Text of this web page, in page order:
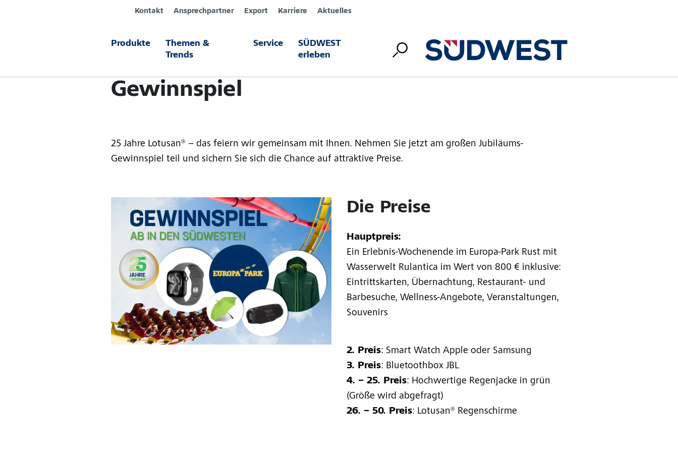
Kontakt Ansprechpartner Export Karriere Aktuelles
Produkte
Themen &
Trends
Service
SÜDWEST
erleben
Das große Lotusan® Jubiläums-
Gewinnspiel
25 Jahre Lotusan® – das feiern wir gemeinsam mit Ihnen. Nehmen Sie jetzt am großen Jubiläums-
Gewinnspiel teil und sichern Sie sich die Chance auf attraktive Preise.
Die Preise
Hauptpreis:
Ein Erlebnis-Wochenende im Europa-Park Rust mit
Wasserwelt Rulantica im Wert von 800 € inklusive:
Eintrittskarten, Übernachtung, Restaurant- und
Barbesuche, Wellness-Angebote, Veranstaltungen,
Souvenirs
2. Preis: Smart Watch Apple oder Samsung
3. Preis: Bluetoothbox JBL
4. – 25. Preis: Hochwertige Regenjacke in grün
(Größe wird abgefragt)
26. – 50. Preis: Lotusan® Regenschirme